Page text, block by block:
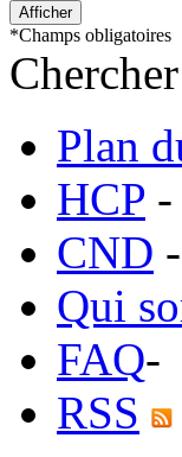
*Champs obligatoires
Plan
HCP -
CND -
Qui
FAQ-
RSS